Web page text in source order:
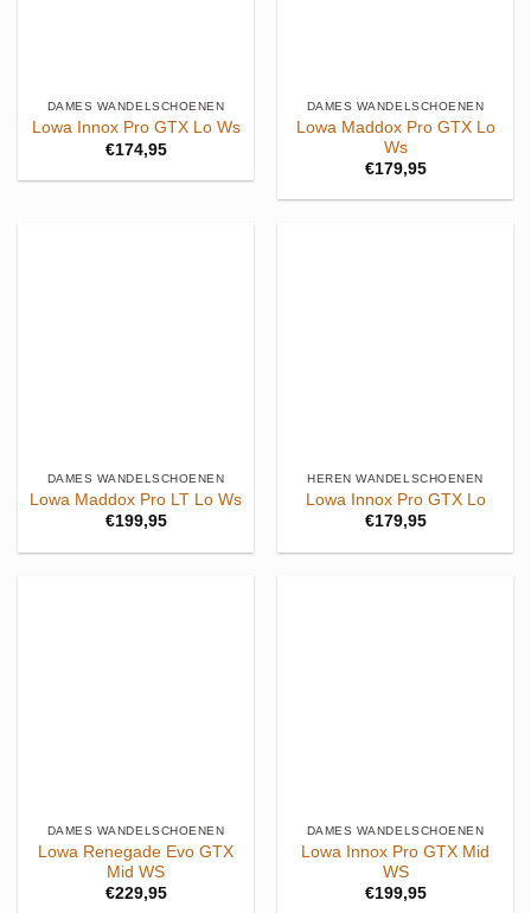
DAMES WANDELSCHOENEN
Lowa Innox Pro GTX Lo Ws
€174,95
DAMES WANDELSCHOENEN
Lowa Maddox Pro GTX Lo
Ws
€179,95
DAMES WANDELSCHOENEN
Lowa Maddox Pro LT Lo Ws
€199,95
HEREN WANDELSCHOENEN
Lowa Innox Pro GTX Lo
€179,95
DAMES WANDELSCHOENEN
Lowa Renegade Evo GTX
Mid WS
€229,95
DAMES WANDELSCHOENEN
Lowa Innox Pro GTX Mid
WS
€199,95